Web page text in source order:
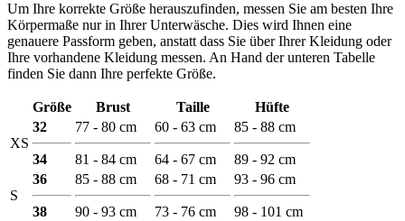
Um Ihre korrekte Größe herauszufinden, messen Sie am besten Ihre
Körpermaße nur in Ihrer Unterwäsche. Dies wird Ihnen eine
genauere Passform geben, anstatt dass Sie über Ihrer Kleidung oder
Ihre vorhandene Kleidung messen. An Hand der unteren Tabelle
finden Sie dann Ihre perfekte Größe.
Größe Brust Taille Hüfte
XS
32
34
77 - 80 cm
81 - 84 cm
60 - 63 cm
64 - 67 cm
85 - 88 cm
89 - 92 cm
S
36
38
85 - 88 cm
90 - 93 cm
68 - 71 cm
73 - 76 cm
93 - 96 cm
98 - 101 cm